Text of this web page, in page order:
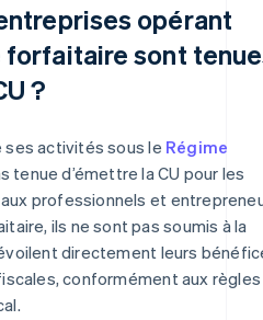
opérant
forfaitaire sont
?
ses activités sous le Régime
tenue d’émettre la CU pour les
professionnels et
ils ne sont pas soumis à la
directement leurs
conformément aux